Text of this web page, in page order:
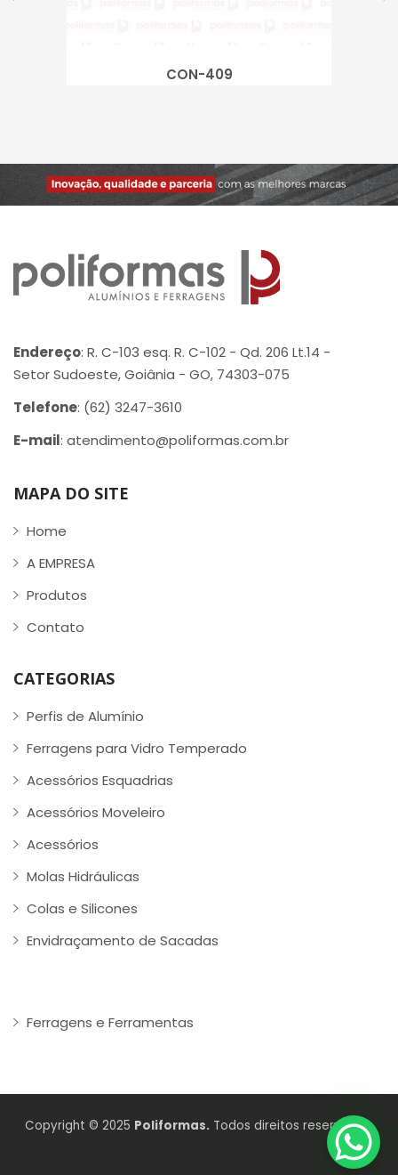
CON-409
Endereço: R. C-103 esq. R. C-102 - Qd. 206 Lt.14 -
Setor Sudoeste, Goiânia - GO, 74303-075
Telefone: (62) 3247-3610
E-mail: atendimento@poliformas.com.br
MAPA DO SITE
Home
A EMPRESA
Produtos
Contato
CATEGORIAS
Perfis de Alumínio
Ferragens para Vidro Temperado
Acessórios Esquadrias
Acessórios Moveleiro
Acessórios
Molas Hidráulicas
Colas e Silicones
Envidraçamento de Sacadas
Ferragens e Ferramentas
Copyright © 2025 Poliformas. Todos direitos reservados.